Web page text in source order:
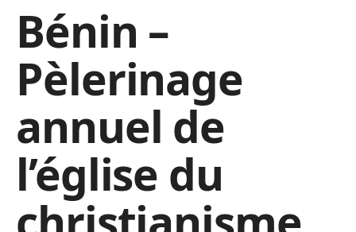
Bénin –
Pèlerinage
annuel de
l’église du